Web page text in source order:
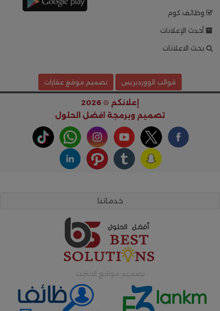
وظائف.كوم
أحدث الإعلانات
بحث الاعلانات
قوالب الووردبريس تصميم موقع عقارات
إعلانكم © 2026
تصميم وبرمجة افضل الحلول
خدماتنا
تصميم مواقع الانترنت